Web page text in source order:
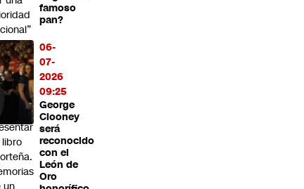
famoso
pan?
06-
07-
2026
09:25
George
Clooney
será
reconocido
con el
León de
Oro
Chile
libro